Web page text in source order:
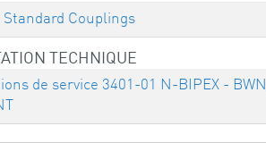
Couplings
TECHNIQUE
de service 3401-01 N-BIPEX - BWN,